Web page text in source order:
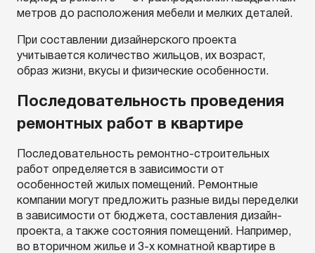
метров до расположения мебели и мелких деталей.
При составлении дизайнерского проекта
учитывается количество жильцов, их возраст,
образ жизни, вкусы и физические особенности.
Последовательность проведения
ремонтных работ в квартире
Последовательность ремонтно-строительных
работ определяется в зависимости от
особенностей жилых помещений. Ремонтные
компании могут предложить разные виды переделки
в зависимости от бюджета, составления дизайн-
проекта, а также состояния помещений. Например,
во вторичном жилье и 3-х комнатной квартире в